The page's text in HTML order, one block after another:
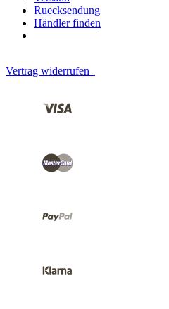
Ruecksendung
Händler finden
Vertrag widerrufen